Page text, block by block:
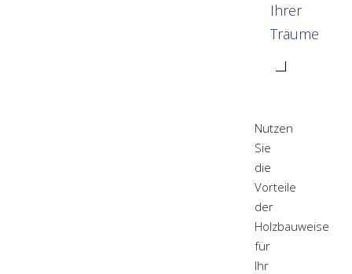
Ihrer
Träume
Nutzen
Sie
die
Vorteile
der
Holzbauweise
für
Ihr